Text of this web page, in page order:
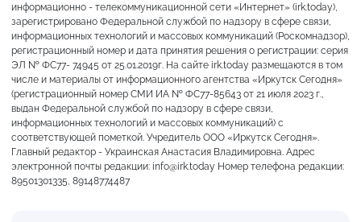
информационно - телекоммуникационной сети «Интернет» (irk.today),
зарегистрировано Федеральной службой по надзору в сфере связи,
информационных технологий и массовых коммуникаций (Роскомнадзор),
регистрационный номер и дата принятия решения о регистрации: серия
ЭЛ № ФС77- 74945 от 25.01.2019г. На сайте irk.today размещаются в том
числе и материалы от информационного агентства «Иркутск Сегодня»
(регистрационный номер СМИ ИА № ФС77-85643 от 21 июля 2023 г.,
выдан Федеральной службой по надзору в сфере связи,
информационных технологий и массовых коммуникаций) с
соответствующей пометкой. Учредитель ООО «Иркутск Сегодня».
Главный редактор - Украинская Анастасия Владимировна. Адрес
электронной почты редакции: info@irk.today Номер телефона редакции:
89501301335, 89148774487